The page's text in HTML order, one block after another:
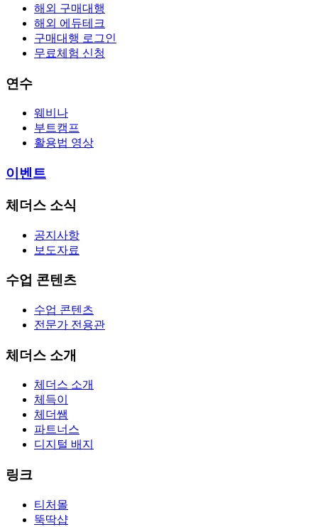
해외 구매대행
해외 에듀테크
구매대행 로그인
무료체험 신청
연수
웨비나
부트캠프
활용법 영상
이벤트
체더스 소식
공지사항
보도자료
수업 콘텐츠
수업 콘텐츠
전문가 전용관
체더스 소개
체더스 소개
체득이
체더쌤
파트너스
디지털 배지
링크
티처몰
뚝딱샵